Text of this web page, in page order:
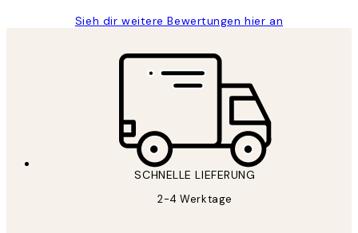
Sieh dir weitere Bewertungen hier an
SCHNELLE LIEFERUNG
2-4 Werktage